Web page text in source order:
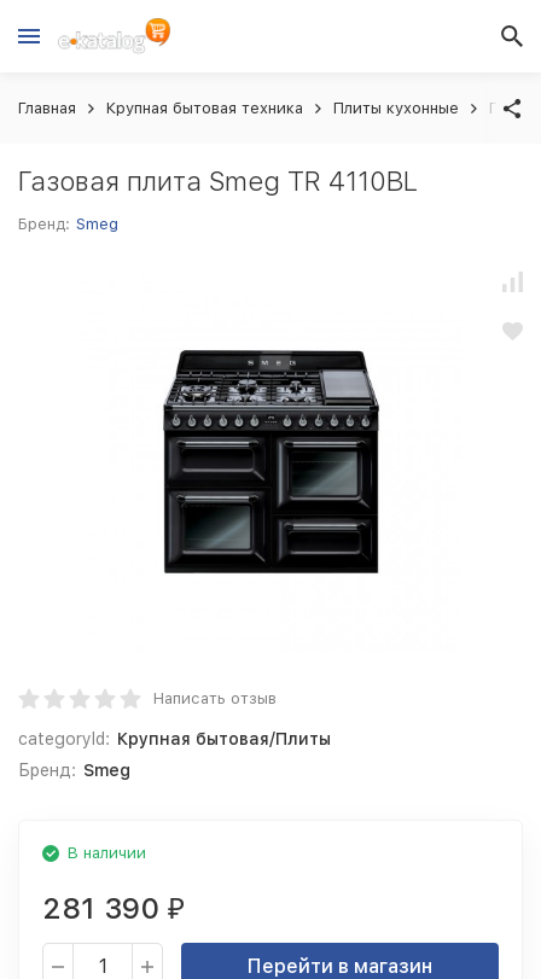
Главная Крупная бытовая техника Плиты кухонные
Газовая плита Smeg TR 4110BL
Бренд: Smeg
Написать отзыв
categoryId: Крупная бытовая/Плиты
Бренд: Smeg
В наличии
281 390 ₽
Перейти в магазин